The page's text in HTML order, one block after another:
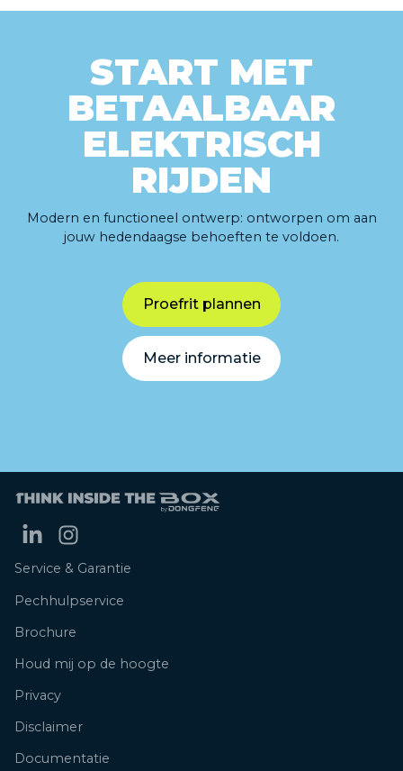
START MET
BETAALBAAR
ELEKTRISCH
RIJDEN
Modern en functioneel ontwerp: ontworpen om aan
jouw hedendaagse behoeften te voldoen.
Proefrit plannen
Meer informatie
Service & Garantie
Pechhulpservice
Brochure
Houd mij op de hoogte
Privacy
Disclaimer
Documentatie